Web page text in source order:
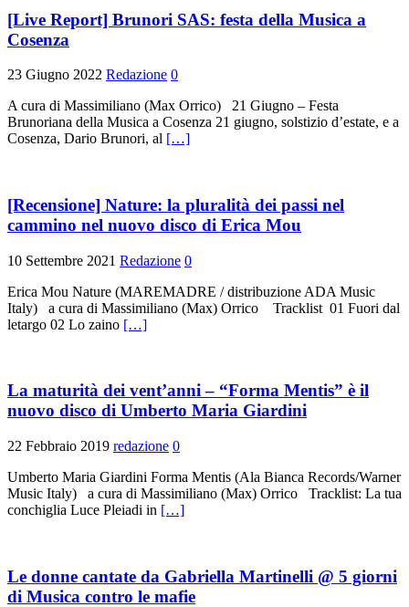
[Live Report] Brunori SAS: festa della Musica a
Cosenza
23 Giugno 2022 Redazione 0
A cura di Massimiliano (Max Orrico) 21 Giugno – Festa
Brunoriana della Musica a Cosenza 21 giugno, solstizio d’estate, e a
Cosenza, Dario Brunori, al […]
[Recensione] Nature: la pluralità dei passi nel
cammino nel nuovo disco di Erica Mou
10 Settembre 2021 Redazione 0
Erica Mou Nature (MAREMADRE / distribuzione ADA Music
Italy) a cura di Massimiliano (Max) Orrico Tracklist 01 Fuori dal
letargo 02 Lo zaino […]
La maturità dei vent’anni – “Forma Mentis” è il
nuovo disco di Umberto Maria Giardini
22 Febbraio 2019 redazione 0
Umberto Maria Giardini Forma Mentis (Ala Bianca Records/Warner
Music Italy) a cura di Massimiliano (Max) Orrico Tracklist: La tua
conchiglia Luce Pleiadi in […]
Le donne cantate da Gabriella Martinelli @ 5 giorni
di Musica contro le mafie